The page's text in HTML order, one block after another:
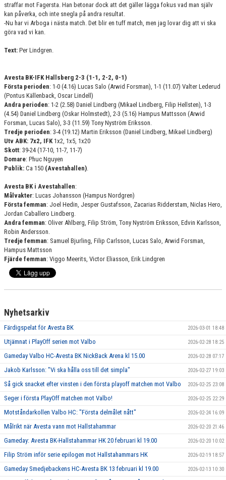
straffar mot Fagersta. Han betonar dock att det gäller lägga fokus vad man själv
kan påverka, och inte snegla på andra resultat.
-Nu har vi Arboga i nästa match. Det blir en tuff match, men jag lovar dig att vi ska
göra vad vi kan.
Text: Per Lindgren.
Avesta BK-IFK Hallsberg 2-3 (1-1, 2-2, 0-1)
Första perioden: 1-0 (4.16) Lucas Salo (Arwid Forsman), 1-1 (11.07) Valter Lederud
(Pontus Källenback, Oscar Lindell)
Andra perioden: 1-2 (2.58) Daniel Lindberg (Mikael Lindberg, Filip Hellsten), 1-3
(4.54) Daniel Lindberg (Oskar Holmstedt), 2-3 (5.16) Hampus Mattsson (Arwid
Forsman, Lucas Salo), 3-3 (11.59) Tony Nyström Eriksson.
Tredje perioden: 3-4 (19.12) Martin Eriksson (Daniel Lindberg, Mikael Lindberg)
Utv ABK: 7x2, IFK 1x2, 1x5, 1x20
Skott: 39-24 (17-10, 11-7, 11-7)
Domare: Phuc Nguyen
Publik: Ca 150 (Avestahallen)
Avesta BK i Avestahallen:
Målvakter: Lucas Johansson (Hampus Nordgren)
Första femman: Joel Hedin, Jesper Gustafsson, Zacarias Ridderstam, Niclas Hero,
Jordan Caballero Lindberg.
Andra femman: Oliver Ahlberg, Filip Ström, Tony Nyström Eriksson, Edvin Karlsson,
Robin Andersson.
Tredje femman: Samuel Bjurling, Filip Carlsson, Lucas Salo, Arwid Forsman,
Hampus Mattsson
Fjärde femman: Viggo Meerits, Victor Eliasson, Erik Lindgren
Nyhetsarkiv
Färdigspelat för Avesta BK 2026-03-01 18:48
Utjämnat i PlayOff serien mot Valbo 2026-02-28 18:25
Gameday Valbo HC-Avesta BK NickBack Arena kl 15.00 2026-02-28 07:17
Jakob Karlsson: "Vi ska hålla oss till det simpla" 2026-02-27 19:03
Så gick snacket efter vinsten i den första playoff matchen mot Valbo 2026-02-25 23:08
Seger i första PlayOff matchen mot Valbo! 2026-02-25 22:29
Motståndarkollen Valbo HC: "Första delmålet nått" 2026-02-24 16:09
Målrikt när Avesta vann mot Hallstahammar 2026-02-20 21:46
Gameday: Avesta BK-Hallstahammar HK 20 februari kl 19.00 2026-02-20 10:02
Filip Ström inför serie epilogen mot Hallstahammars HK 2026-02-19 18:57
Gameday Smedjebackens HC-Avesta BK 13 februari kl 19.00 2026-02-13 10:30